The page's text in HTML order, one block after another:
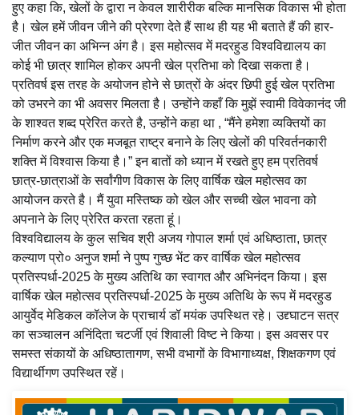
हुए कहा कि, खेलों के द्वारा न केवल शारीरीक बल्कि मानसिक विकास भी होता
है। खेल हमें जीवन जीने की प्रेरणा देते हैं साथ ही यह भी बताते हैं की हार-
जीत जीवन का अभिन्न अंग है। इस महोत्सव में मदरहुड विश्वविद्यालय का
कोई भी छात्र शामिल होकर अपनी खेल प्रतिभा को दिखा सकता है।
प्रतिवर्ष इस तरह के अयोजन होने से छात्रों के अंदर छिपी हुई खेल प्रतिभा
को उभरने का भी अवसर मिलता है। उन्होंने कहाँ कि मुझें स्वामी विवेकानंद जी
के शाश्वत शब्द प्रेरित करते है, उन्होंने कहा था , “मैंने हमेशा व्यक्तियों का
निर्माण करने और एक मजबूत राष्ट्र बनाने के लिए खेलों की परिवर्तनकारी
शक्ति में विश्वास किया है।” इन बातों को ध्यान में रखते हुए हम प्रतिवर्ष
छात्र-छात्राओं के सर्वांगीण विकास के लिए वार्षिक खेल महोत्सव का
आयोजन करते है। मैं युवा मस्तिष्क को खेल और सच्ची खेल भावना को
अपनाने के लिए प्रेरित करता रहता हूं।
विश्वविद्यालय के कुल सचिव श्री अजय गोपाल शर्मा एवं अधिष्ठाता, छात्र
कल्याण प्रो० अनुज शर्मा ने पुष्प गुच्छ भेंट कर वार्षिक खेल महोत्सव
प्रतिस्पर्धा-2025 के मुख्य अतिथि का स्वागत और अभिनंदन किया। इस
वार्षिक खेल महोत्सव प्रतिस्पर्धा-2025 के मुख्य अतिथि के रूप में मदरहुड
आयुर्वेद मेडिकल कॉलेज के प्राचार्य डॉ मयंक उपस्थित रहे। उद्द्घाटन सत्र
का सञ्चालन अनिंदिता चटर्जी एवं शिवाली विष्ट ने किया। इस अवसर पर
समस्त संकायों के अधिष्ठातागण, सभी वभागों के विभागाध्यक्ष, शिक्षकगण एवं
विद्यार्थीगण उपस्थित रहें।